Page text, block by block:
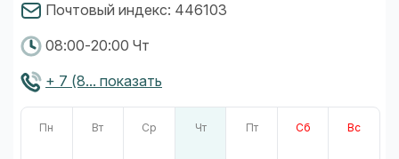
Почтовый индекс: 446103
08:00-20:00 Чт
+ 7 (8... показать
Пн Вт Ср Чт Пт Сб Вс